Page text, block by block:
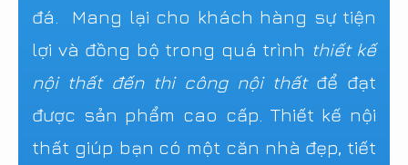
đá. Mang lại cho khách hàng sự tiện
lợi và đồng bộ trong quá trình thiết kế
nội thất đến thi công nội thấtđể đạt
được sản phẩm cao cấp. Thiết kế nội
thất giúp bạn có một căn nhà đẹp, tiết